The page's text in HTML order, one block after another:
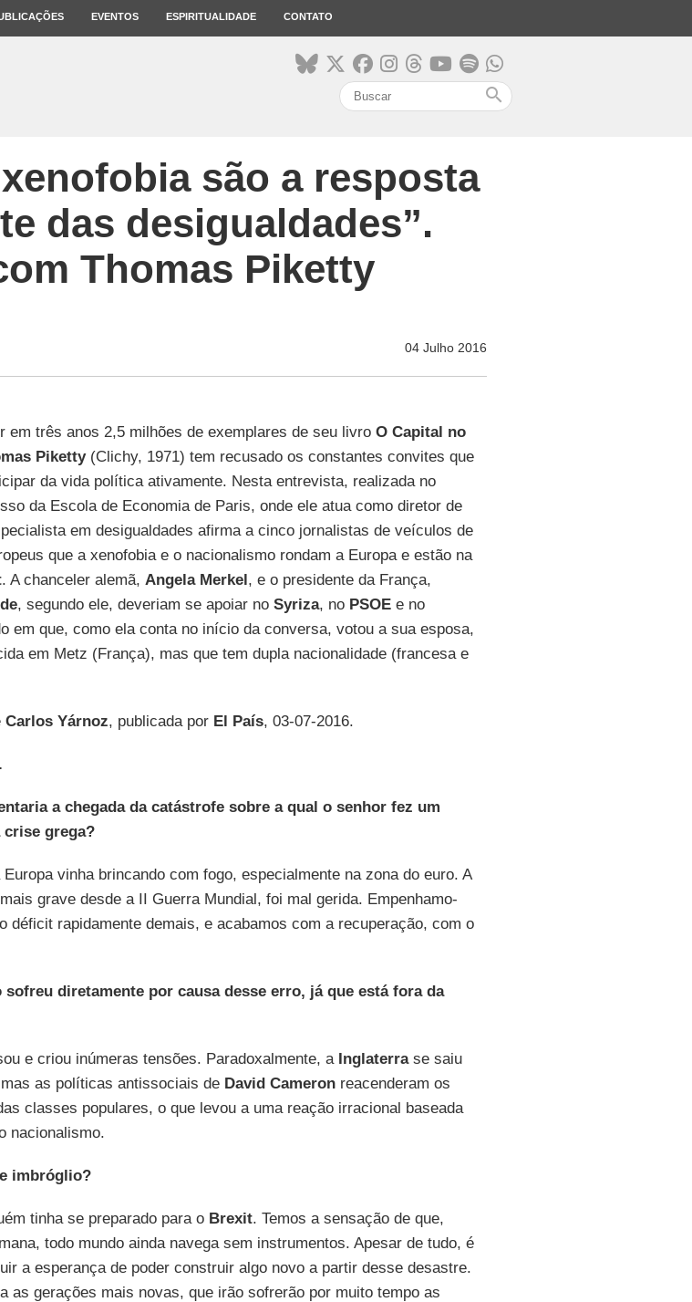
EVENTOS ESPIRITUALIDADE CONTATO
search
são a resposta
das desigualdades”.
Thomas Piketty
04 Julho 2016
em três anos 2,5 milhões de exemplares de seu livro O Capital no
Piketty(Clichy, 1971) tem recusado os constantes convites que
da vida política ativamente. Nesta entrevista, realizada no
da Escola de Economia de Paris, onde ele atua como diretor de
em desigualdades afirma a cinco jornalistas de veículos de
que a xenofobia e o nacionalismo rondam a Europa e estão na
. A chanceler alemã, Angela Merkel, e o presidente da França,
, segundo ele, deveriam se apoiar no Syriza, no PSOEe no
em que, como ela conta no início da conversa, votou a sua esposa,
em Metz (França), mas que tem dupla nacionalidade (francesa e
Carlos Yárnoz, publicada por El País, 03-07-2016.
a chegada da catástrofe sobre a qual o senhor fez um
crise grega?
vinha brincando com fogo, especialmente na zona do euro. A
grave desde a II Guerra Mundial, foi mal gerida. Empenhamo-
déficit rapidamente demais, e acabamos com a recuperação, com o
sofreu diretamente por causa desse erro, já que está fora da
e criou inúmeras tensões. Paradoxalmente, a Inglaterrase saiu
as políticas antissociais de David Cameronreacenderam os
classes populares, o que levou a uma reação irracional baseada
nacionalismo.
imbróglio?
tinha se preparado para o Brexit. Temos a sensação de que,
todo mundo ainda navega sem instrumentos. Apesar de tudo, é
a esperança de poder construir algo novo a partir desse desastre.
as gerações mais novas, que irão sofrerão por muito tempo as